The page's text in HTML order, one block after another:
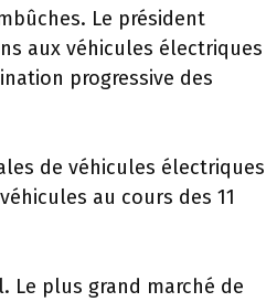
Le président
aux véhicules électriques
progressive des
de véhicules électriques
au cours des 11
Le plus grand marché de